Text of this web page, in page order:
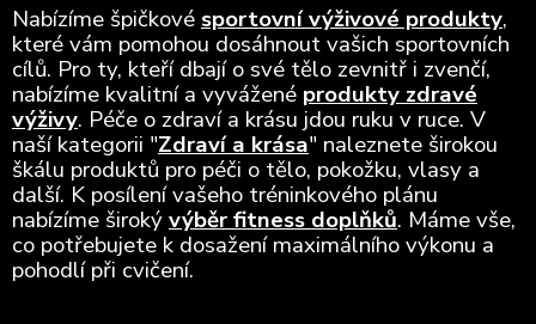
Nabízíme špičkové sportovní výživové produkty,
které vám pomohou dosáhnout vašich sportovních
cílů. Pro ty, kteří dbají o své tělo zevnitř i zvenčí,
nabízíme kvalitní a vyvážené produkty zdravé
výživy. Péče o zdraví a krásu jdou ruku v ruce. V
naší kategorii "Zdraví a krása" naleznete širokou
škálu produktů pro péči o tělo, pokožku, vlasy a
další. K posílení vašeho tréninkového plánu
nabízíme širokývýběr fitness doplňků. Máme vše,
co potřebujete k dosažení maximálního výkonu a
pohodlí při cvičení.